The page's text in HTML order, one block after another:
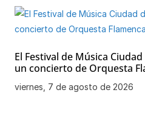
El Festival de Música
un concierto de Orquesta
viernes, 7 de agosto de 2026